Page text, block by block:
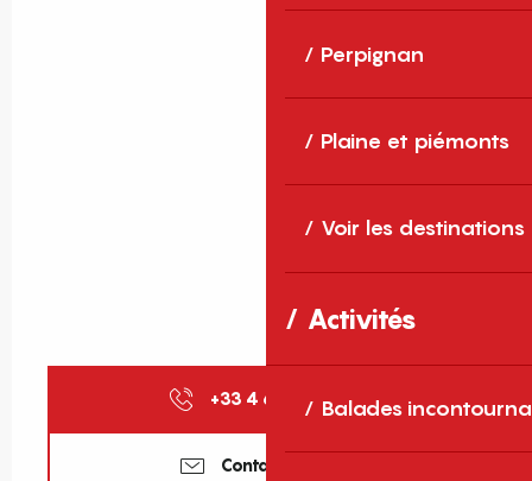
Perpignan
Plaine et piémonts
Voir les destinations
Activités
Balades
+33 4 68 66 30 ▒▒
Contactez-nous